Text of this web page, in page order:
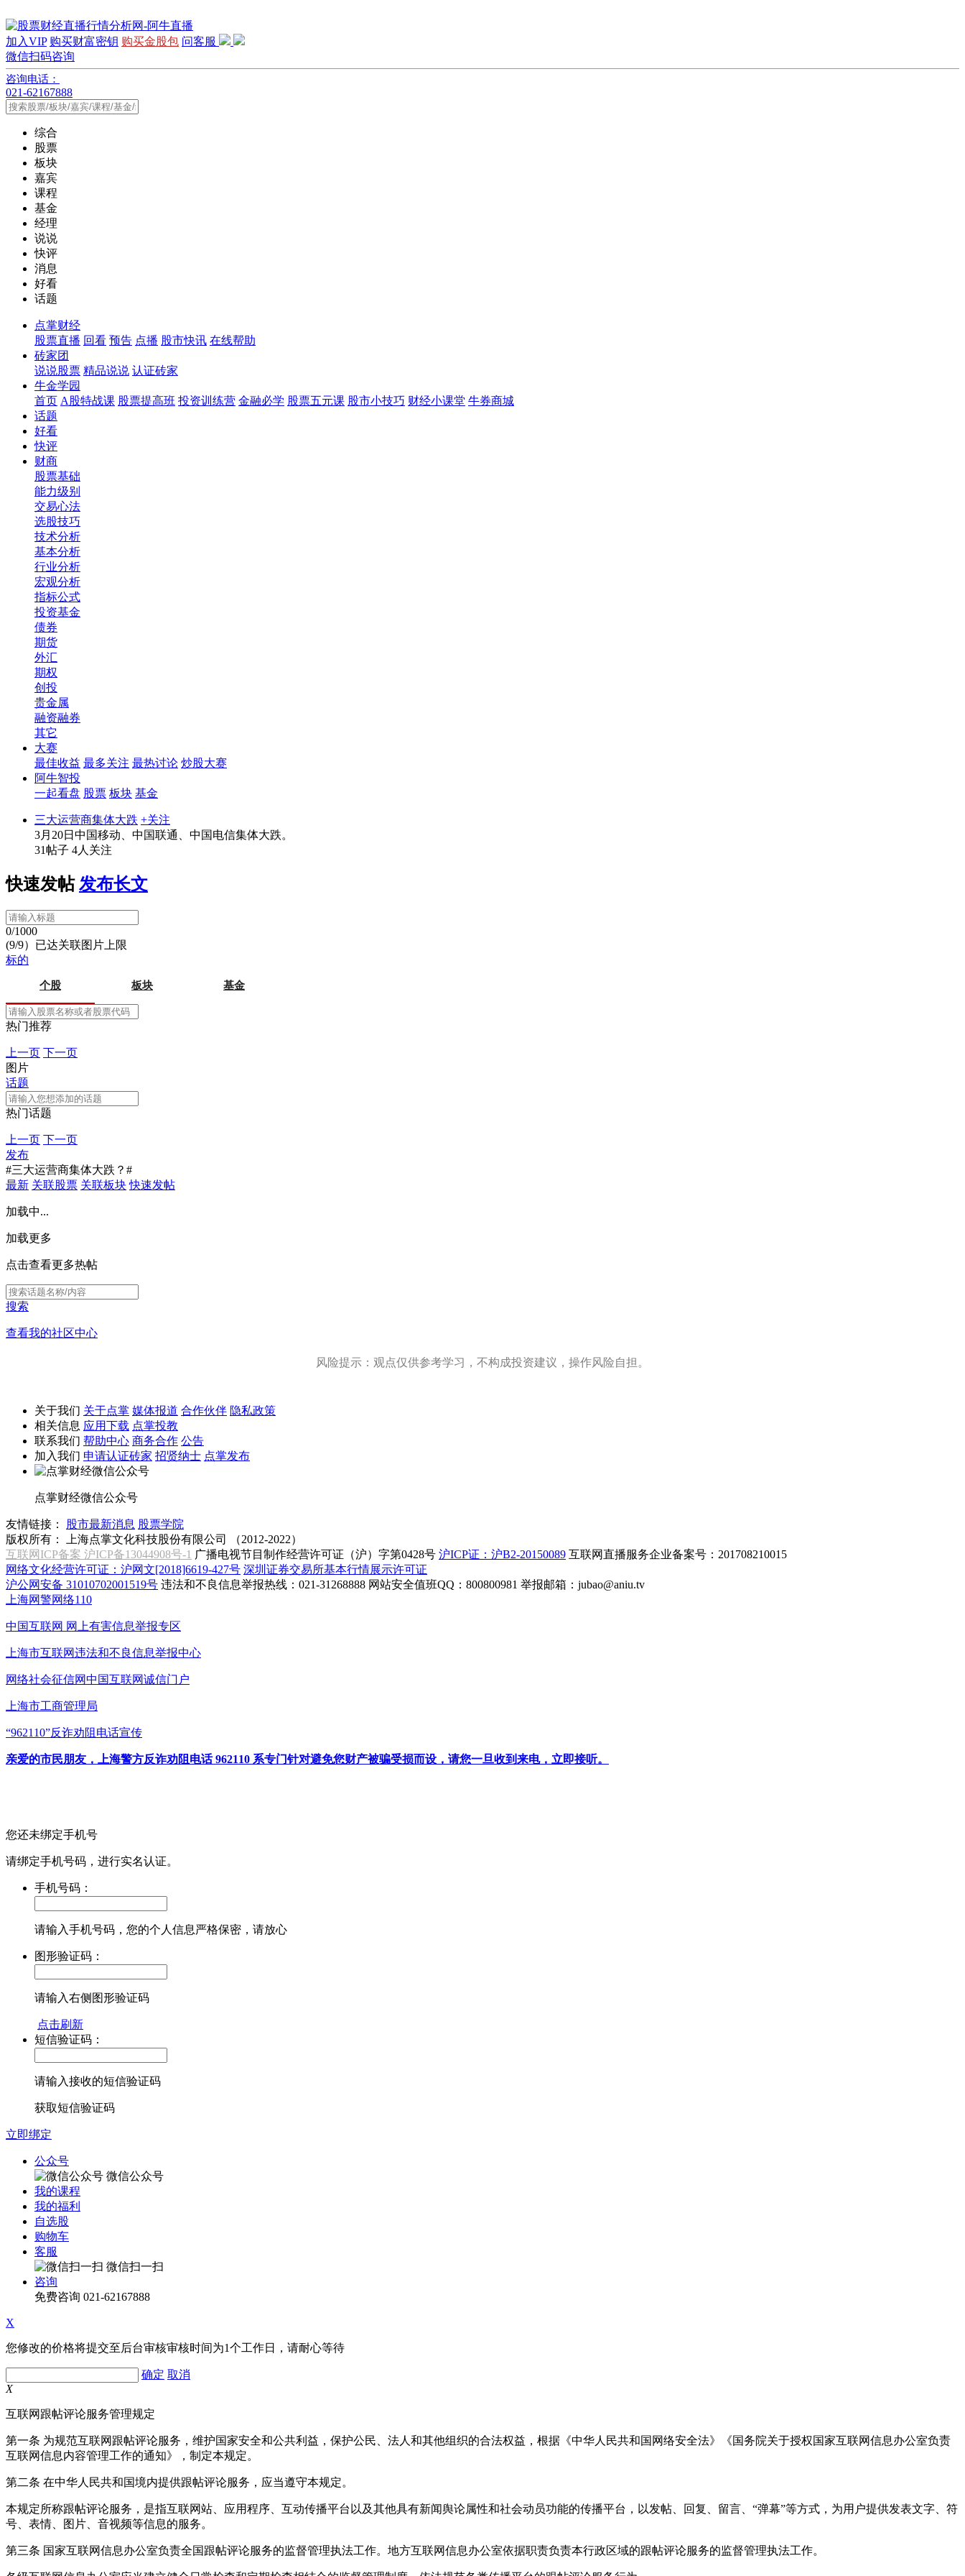
加入VIP 购买财富密钥 购买金股包 问客服
微信扫码咨询
咨询电话：
021-62167888
综合
股票
板块
嘉宾
课程
基金
经理
说说
快评
消息
好看
话题
点掌财经
股票直播 回看 预告 点播 股市快讯 在线帮助
砖家团
说说股票 精品说说 认证砖家
牛金学园
首页 A股特战课 股票提高班 投资训练营 金融必学 股票五元课 股市小技巧 财经小课堂 牛券商城
话题
好看
快评
财商
股票基础
能力级别
交易心法
选股技巧
技术分析
基本分析
行业分析
宏观分析
指标公式
投资基金
债券
期货
外汇
期权
创投
贵金属
融资融券
其它
大赛
最佳收益 最多关注 最热讨论 炒股大赛
阿牛智投
一起看盘 股票 板块 基金
三大运营商集体大跌 +关注
3月20日中国移动、中国联通、中国电信集体大跌。
31帖子 4人关注
快速发帖 发布长文
0/1000
(9/9）已达关联图片上限
标的
个股 板块 基金
热门推荐
上一页 下一页
图片
话题
热门话题
上一页 下一页
发布
#三大运营商集体大跌？#
最新 关联股票 关联板块 快速发帖
加载中...
加载更多
点击查看更多热帖
搜索
查看我的社区中心
风险提示：观点仅供参考学习，不构成投资建议，操作风险自担。
关于我们 关于点掌 媒体报道 合作伙伴 隐私政策
相关信息 应用下载 点掌投教
联系我们 帮助中心 商务合作 公告
加入我们 申请认证砖家 招贤纳士 点掌发布
点掌财经微信公众号
友情链接： 股市最新消息 股票学院
版权所有：
上海点掌文化科技股份有限公司 （2012-2022）
互联网ICP备案 沪ICP备13044908号-1 广播电视节目制作经营许可证（沪）字第0428号 沪ICP证：沪B2-20150089 互联网直播服务企业备案号：201708210015
网络文化经营许可证：沪网文[2018]6619-427号 深圳证券交易所基本行情展示许可证
沪公网安备 31010702001519号 违法和不良信息举报热线：021-31268888 网站安全值班QQ：800800981 举报邮箱： jubao@aniu.tv
上海网警网络110
中国互联网 网上有害信息举报专区
上海市互联网违法和不良信息举报中心
网络社会征信网中国互联网诚信门户
上海市工商管理局
“962110”反诈劝阻电话宣传
亲爱的市民朋友，上海警方反诈劝阻电话 962110 系专门针对避免您财产被骗受损而设，请您一旦收到来电，立即接听。
您还未绑定手机号
请绑定手机号码，进行实名认证。
手机号码：
请输入手机号码，您的个人信息严格保密，请放心
图形验证码：
请输入右侧图形验证码
点击刷新
短信验证码：
请输入接收的短信验证码
获取短信验证码
立即绑定
公众号
微信公众号
我的课程
我的福利
自选股
购物车
客服
微信扫一扫
咨询
免费咨询 021-62167888
X
您修改的价格将提交至后台审核审核时间为1个工作日，请耐心等待
确定 取消
X
互联网跟帖评论服务管理规定
第一条 为规范互联网跟帖评论服务，维护国家安全和公共利益，保护公民、法人和其他组织的合法权益，根据《中华人民共和国网络安全法》《国务院关于授权国家互联网信息办公室负责
互联网信息内容管理工作的通知》，制定本规定。
第二条 在中华人民共和国境内提供跟帖评论服务，应当遵守本规定。
本规定所称跟帖评论服务，是指互联网站、应用程序、互动传播平台以及其他具有新闻舆论属性和社会动员功能的传播平台，以发帖、回复、留言、“弹幕”等方式，为用户提供发表文字、符
号、表情、图片、音视频等信息的服务。
第三条 国家互联网信息办公室负责全国跟帖评论服务的监督管理执法工作。地方互联网信息办公室依据职责负责本行政区域的跟帖评论服务的监督管理执法工作。